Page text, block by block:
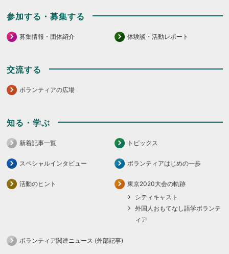
参加する・募集する
募集情報・団体紹介 体験談・活動レポート
交流する
ボランティアの広場
知る・学ぶ
新着記事一覧 トピックス
スペシャルインタビュー ボランティアはじめの一歩
活動のヒント
東京2020大会の軌跡
シティキャスト
外国人おもてなし語学ボランテ
ィア
ボランティア関連ニュース (外部記事)